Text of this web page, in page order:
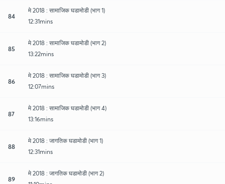
84
मे 2018 : सामाजिक घडामोडी (भाग 1)
12:31mins
85
मे 2018 : सामाजिक घडामोडी (भाग 2)
13:22mins
86
मे 2018 : सामाजिक घडामोडी (भाग 3)
12:07mins
87
मे 2018 : सामाजिक घडामोडी (भाग 4)
13:16mins
88
मे 2018 : जागतिक घडामोडी (भाग 1)
12:31mins
89
मे 2018 : जागतिक घडामोडी (भाग 2)